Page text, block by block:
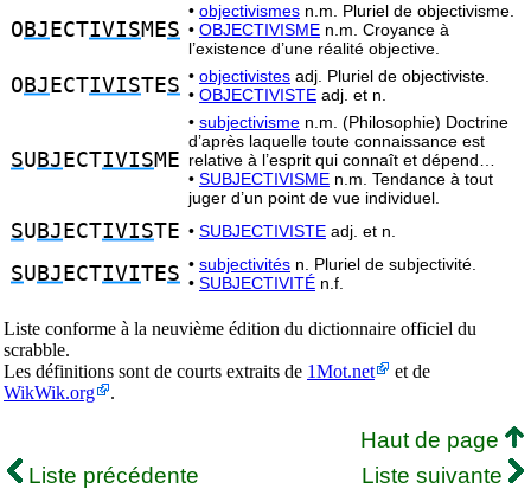
O BJ ECTIVISMES
• objectivismes n.m. Pluriel de objectivisme.
• OBJECTIVISME n.m. Croyance à
l’existence d’une réalité objective.
O BJ ECTIVISTES • objectivistes adj. Pluriel de objectiviste.
• OBJECTIVISTE adj. et n.
SU BJ ECTIVISME
• subjectivisme n.m. (Philosophie) Doctrine
d’après laquelle toute connaissance est
relative à l’esprit qui connaît et dépend…
• SUBJECTIVISME n.m. Tendance à tout
juger d’un point de vue individuel.
SU BJ ECTIVISTE • SUBJECTIVISTE adj. et n.
SU BJ ECTIVITES • subjectivités n. Pluriel de subjectivité.
• SUBJECTIVITÉ n.f.
Liste conforme à la neuvième édition du dictionnaire officiel du
scrabble.
Les définitions sont de courts extraits de 1Mot.net
et de
WikWik.org
.
Haut de page
Liste précédente
Liste suivante